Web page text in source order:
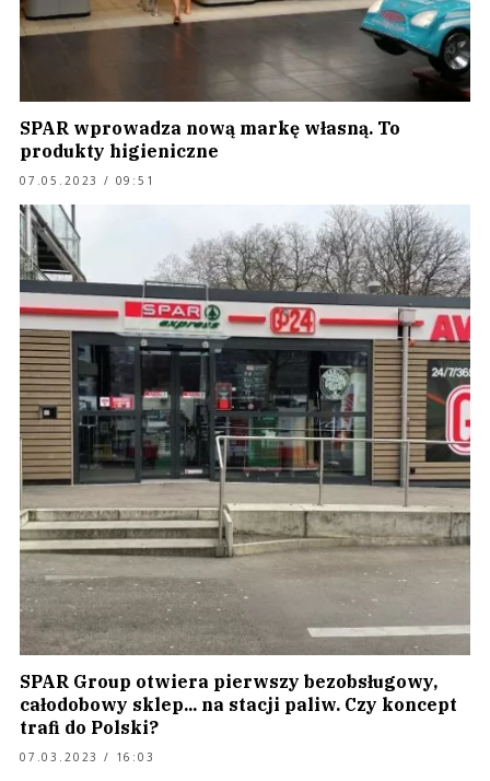
SPAR wprowadza nową markę własną. To
produkty higieniczne
07.05.2023 / 09:51
SPAR Group otwiera pierwszy bezobsługowy,
całodobowy sklep... na stacji paliw. Czy koncept
trafi do Polski?
07.03.2023 / 16:03